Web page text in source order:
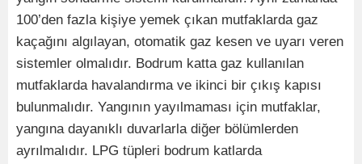
100’den fazla kişiye yemek çıkan mutfaklarda gaz
kaçağını algılayan, otomatik gaz kesen ve uyarı veren
sistemler olmalıdır. Bodrum katta gaz kullanılan
mutfaklarda havalandırma ve ikinci bir çıkış kapısı
bulunmalıdır. Yangının yayılmaması için mutfaklar,
yangına dayanıklı duvarlarla diğer bölümlerden
ayrılmalıdır. LPG tüpleri bodrum katlarda